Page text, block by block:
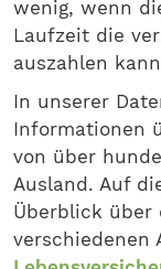
wenig, wenn
Laufzeit die
auszahlen
In unserer
Informationen
von über
Ausland. Auf
Überblick über
verschiedenen